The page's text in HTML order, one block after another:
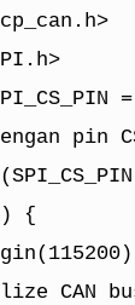
pin
{
CAN